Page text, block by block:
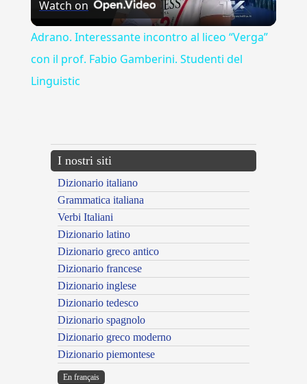
Video
Watch on
Adrano. Interessante incontro al liceo “Verga”
con il prof. Fabio Gamberini. Studenti del
Linguistic
I nostri siti
Dizionario italiano
Grammatica italiana
Verbi Italiani
Dizionario latino
Dizionario greco antico
Dizionario francese
Dizionario inglese
Dizionario tedesco
Dizionario spagnolo
Dizionario greco moderno
Dizionario piemontese
En français